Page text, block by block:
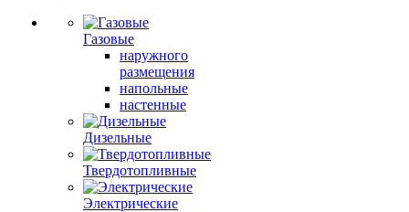
Газовые
наружного
размещения
напольные
настенные
Дизельные
Твердотопливные
Электрические